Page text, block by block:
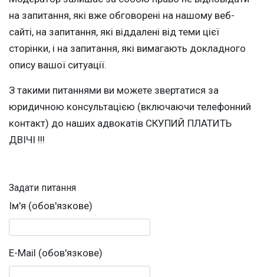
на запитання, які вже обговорені на нашому веб-
сайті, на запитання, які віддалені від теми цієї
сторінки, і на запитання, які вимагають докладного
опису вашої ситуації.
З такими питаннями ви можете звертатися за
юридичною консультацією (включаючи телефонний
контакт) до наших адвокатів СКУПИЙ ПЛАТИТЬ
ДВІЧІ !!!
Задати питання
Ім'я (обов'язкове)
E-Mail (обов'язкове)